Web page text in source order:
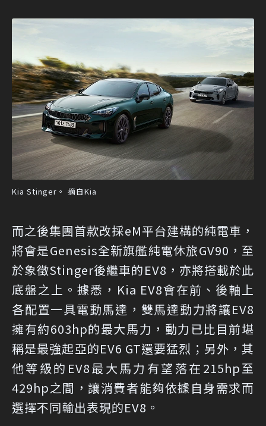
Kia Stinger。 摘自Kia
而之後集團首款改採eM平台建構的純電車，
將會是Genesis全新旗艦純電休旅GV90，至
於象徵Stinger後繼車的EV8，亦將搭載於此
底盤之上。據悉，Kia EV8會在前、後軸上
各配置一具電動馬達，雙馬達動力將讓EV8
擁有約603hp的最大馬力，動力已比目前堪
稱是最強起亞的EV6 GT還要猛烈；另外，其
他等級的EV8最大馬力有望落在215hp至
429hp之間，讓消費者能夠依據自身需求而
選擇不同輸出表現的EV8。